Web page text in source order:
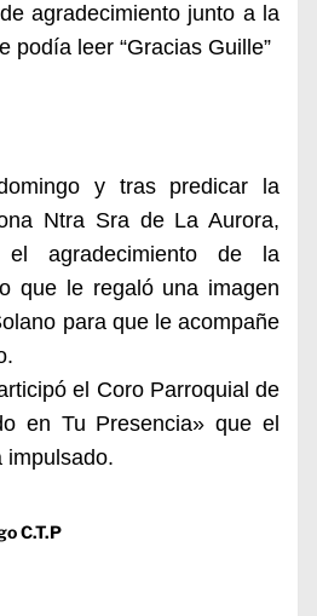
agradecimiento junto a la
podía leer “Gracias Guille”
y tras predicar la
Ntra Sra de La Aurora,
el agradecimiento de la
que le regaló una imagen
para que le acompañe
el Coro Parroquial de
en Tu Presencia» que el
impulsado.
C.T.P